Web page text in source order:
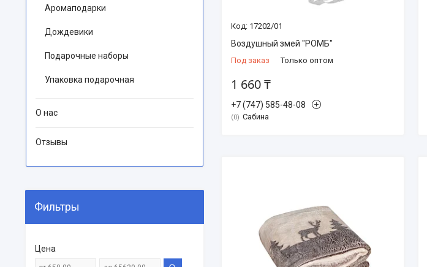
17202/01
Воздушный змей "РОМБ"
Под заказ Только оптом
1 660 ₸
+7 (747) 585-48-08
0 Сабина
Аромаподарки
Дождевики
Подарочные наборы
Упаковка подарочная
О нас
Отзывы
Фильтры
Цена